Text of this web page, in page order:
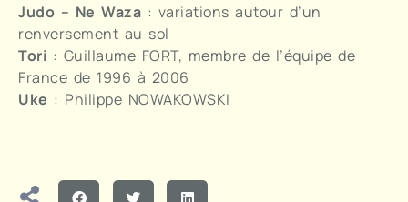
Judo – Ne Waza : variations autour d’un
renversement au sol
Tori : Guillaume FORT, membre de l’équipe de
France de 1996 à 2006
Uke : Philippe NOWAKOWSKI